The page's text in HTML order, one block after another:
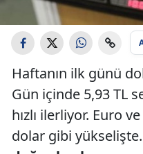
Haftanın ilk günü
Gün içinde 5,93 TL
hızlı ilerliyor. Euro
dolar gibi yükselişte.